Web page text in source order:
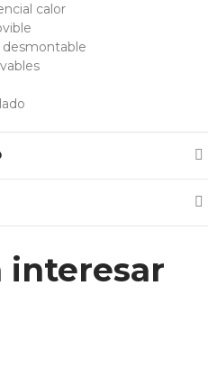
calor
interesar